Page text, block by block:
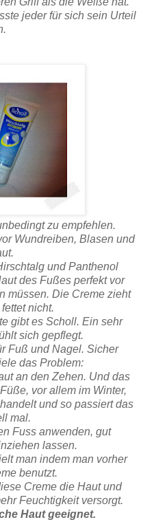
jeder für sich sein Urteil
zu empfehlen.
Wundreiben, Blasen und
und Panthenol
des Fußes perfekt vor
müssen. Die Creme zieht
nicht.
gibt es Scholl. Ein sehr
sich gepflegt.
Fuß und Nagel. Sicher
das Problem:
an den Zehen. Und das
vor allem im Winter,
und so passiert das
mal.
Fuss anwenden, gut
lassen.
man indem man vorher
benutzt.
Creme die Haut und
Feuchtigkeit versorgt.
Haut geeignet.